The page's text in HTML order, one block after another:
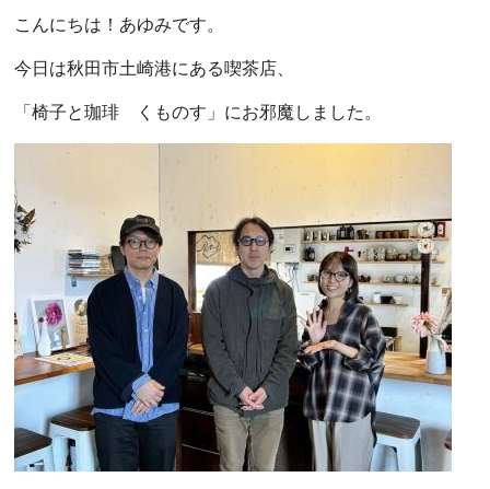
o
o
k
a
こんにちは！あゆみです。
今日は秋田市土崎港にある喫茶店、
「椅子と珈琲 くものす」にお邪魔しました。